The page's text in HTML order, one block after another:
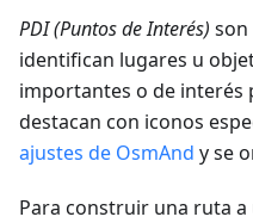
PDI (Puntos de Interés)
identifican lugares u
importantes o de interés
destacan con iconos
ajustes de OsmAnd y se
Para construir una ruta a